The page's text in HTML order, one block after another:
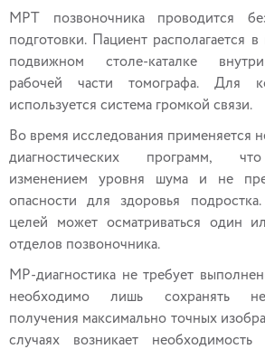
МРТ позвоночника проводится
подготовки. Пациент располагается
подвижном столе-каталке
рабочей части томографа. Для
используется система громкой связи.
Во время исследования применяется
диагностических программ,
изменением уровня шума и не
опасности для здоровья
целей может осматриваться один
отделов позвоночника.
МР-диагностика не требует
необходимо лишь сохранять
получения максимально точных
случаях возникает